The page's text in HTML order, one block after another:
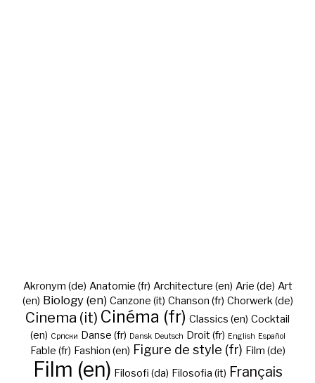
Akronym (de) Anatomie (fr) Architecture (en) Arie (de) Art
(en) Biology (en) Canzone (it) Chanson (fr) Chorwerk (de)
Cinema (it) Cinéma (fr) Classics (en) Cocktail
(en) Cрпски Danse (fr) Dansk Deutsch Droit (fr) English Español
Fable (fr) Fashion (en) Figure de style (fr) Film (de)
Film (en) Filosofi (da) Filosofia (it) Français